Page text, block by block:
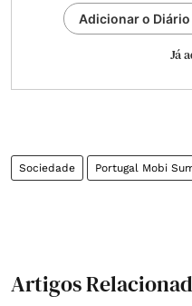
Adicionar o
Já
Sociedade Portugal Mobi
Artigos